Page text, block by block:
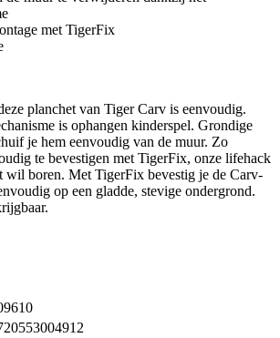
met TigerFix
planchet van Tiger Carv is eenvoudig.
is ophangen kinderspel. Grondige
je hem eenvoudig van de muur. Zo
te bevestigen met TigerFix, onze lifehack
wil boren. Met TigerFix bevestig je de Carv-
op een gladde, stevige ondergrond.